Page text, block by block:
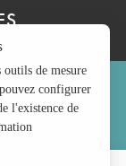
outils de mesure
configurer
l'existence de